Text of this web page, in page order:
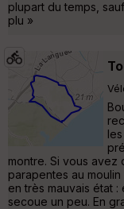
plupart du temps,
plu »
montre. Si vous avez
parapentes au
en très mauvais état
secoue un peu. En